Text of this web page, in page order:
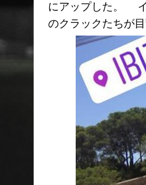
にアップした。 イ
のクラックたちが目